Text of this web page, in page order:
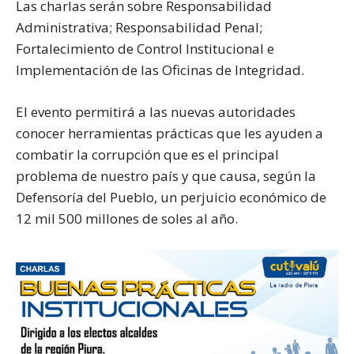
Las charlas serán sobre Responsabilidad
Administrativa; Responsabilidad Penal;
Fortalecimiento de Control Institucional e
Implementación de las Oficinas de Integridad.
El evento permitirá a las nuevas autoridades
conocer herramientas prácticas que les ayuden a
combatir la corrupción que es el principal
problema de nuestro país y que causa, según la
Defensoría del Pueblo, un perjuicio económico de
12 mil 500 millones de soles al año.